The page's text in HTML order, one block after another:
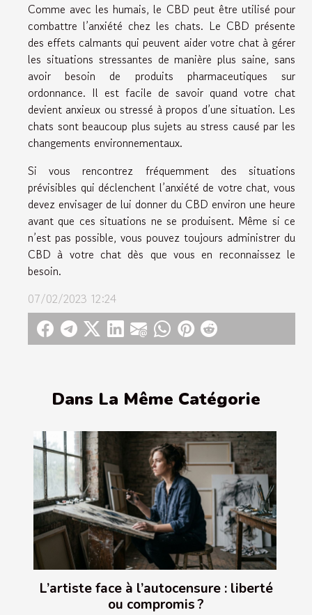
Dans La Même Catégorie
L’artiste face à l’autocensure : liberté
ou compromis ?
Comme avec les humais, le CBD peut être utilisé pour
combattre l’anxiété chez les chats. Le CBD présente
des effets calmants qui peuvent aider votre chat à gérer
les situations stressantes de manière plus saine, sans
avoir besoin de produits pharmaceutiques sur
ordonnance. Il est facile de savoir quand votre chat
devient anxieux ou stressé à propos d’une situation. Les
chats sont beaucoup plus sujets au stress causé par les
changements environnementaux.
Si vous rencontrez fréquemment des situations
prévisibles qui déclenchent l’anxiété de votre chat, vous
devez envisager de lui donner du CBD environ une heure
avant que ces situations ne se produisent. Même si ce
n’est pas possible, vous pouvez toujours administrer du
CBD à votre chat dès que vous en reconnaissez le
besoin.
07/02/2023 12:24